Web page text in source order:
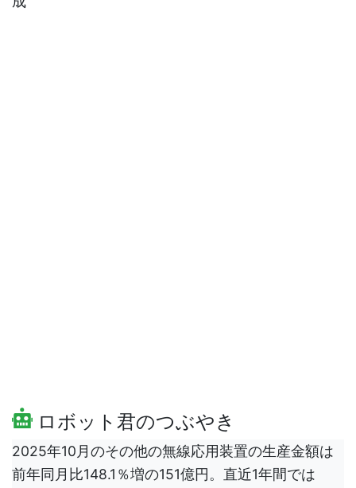
ロボット君のつぶやき
2025年10月のその他の無線応用装置の生産金額は
前年同月比148.1％増の151億円。直近1年間では